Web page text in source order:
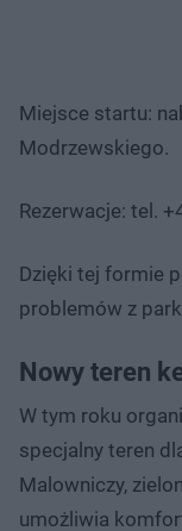
Miejsce startu:
Modrzewskiego.
Rezerwacje: tel.
Dzięki tej formie
problemów z
Nowy teren
W tym roku
specjalny teren
Malowniczy,
umożliwia